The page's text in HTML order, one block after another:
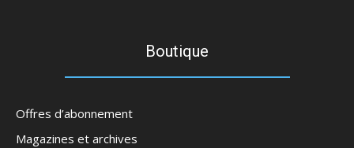
Boutique
Offres d’abonnement
Magazines et archives